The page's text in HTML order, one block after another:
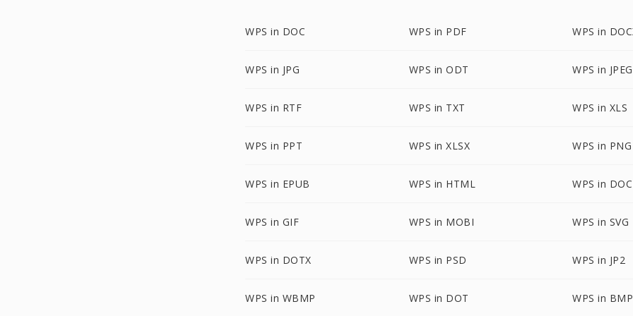
WPS in DOC WPS in PDF WPS in
WPS in JPG WPS in ODT WPS in JPEG
WPS in RTF WPS in TXT WPS in XLS
WPS in PPT WPS in XLSX WPS in PNG
WPS in EPUB WPS in HTML WPS in
WPS in GIF WPS in MOBI WPS in SVG
WPS in DOTX WPS in PSD WPS in JP2
WPS in WBMP WPS in DOT WPS in BMP